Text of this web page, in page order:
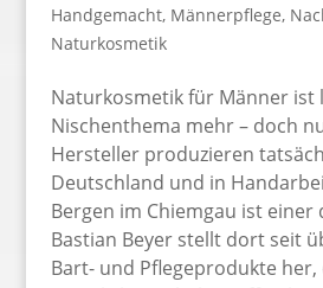
Handgemacht, Männerpflege,
Naturkosmetik
Naturkosmetik für Männer ist
Nischenthema mehr – doch
Hersteller produzieren
Deutschland und in
Bergen im Chiemgau ist einer
Bastian Beyer stellt dort seit
Bart- und Pflegeprodukte her,